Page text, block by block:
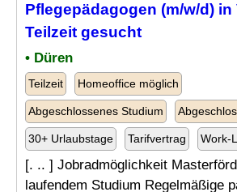
Pflegepädagogen (m/w/d) in
Teilzeit gesucht
• Düren
Teilzeit Homeoffice möglich
Abgeschlossenes Studium
30+ Urlaubstage Tarifvertrag Work-
[. .. ] Jobradmöglichkeit
laufendem Studium Regelmäßige